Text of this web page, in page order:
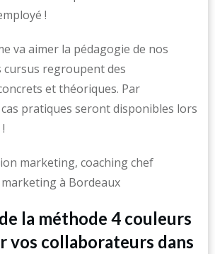
!
va aimer la pédagogie de nos
cursus regroupent des
et théoriques. Par
pratiques seront disponibles lors
la méthode 4 couleurs
vos collaborateurs dans